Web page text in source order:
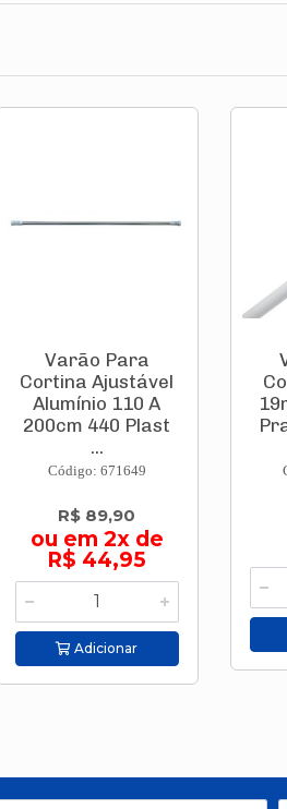
Varão Para
Cortina Ajustável
Alumínio 110 A
200cm 440 Plast
...
Código: 671649
R$ 89,90
ou em 2x de
R$ 44,95
Adicionar